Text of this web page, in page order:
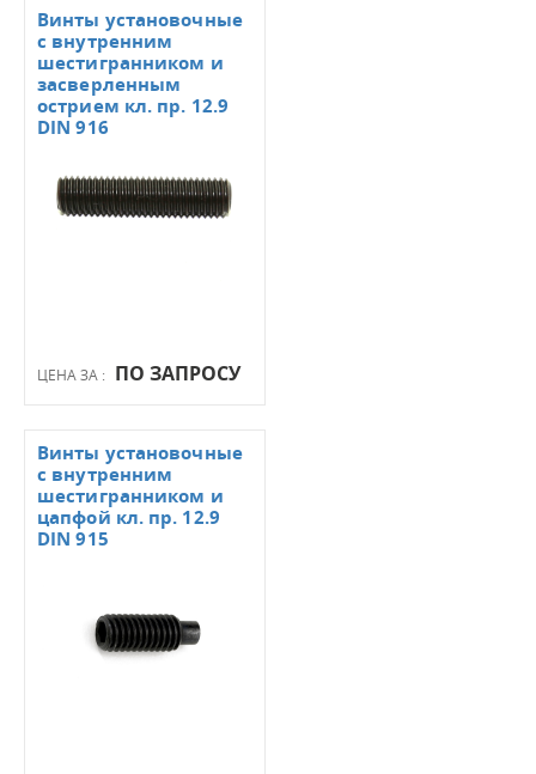
ЦЕНА ЗА : ПО ЗАПРОСУ
Винты установочные
с внутренним
шестигранником и
засверленным
острием кл. пр. 12.9
DIN 916
Винты установочные
с внутренним
шестигранником и
цапфой кл. пр. 12.9
DIN 915